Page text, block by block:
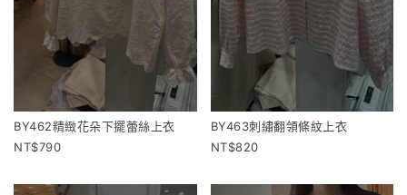
BY462精緻花朵下擺蕾絲上衣
790
BY463刺繡翻領條紋上衣
820